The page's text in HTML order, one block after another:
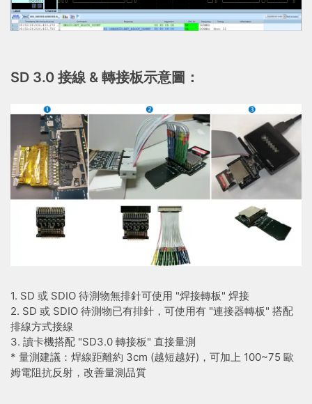
SD 3.0 接線 & 轉接板示意圖：
1. SD 或 SDIO 待測物無排針可使用 "焊接轉板" 焊接
2. SD 或 SDIO 待測物已有排針，可使用有 "連接器轉板" 搭配
排線方式接線
3. 讀卡機搭配 "SD3.0 轉接板" 直接量測
* 量測建議：焊線距離約 3cm (越短越好)，可加上 100~75 歐
姆電阻抗反射，改善量測品質